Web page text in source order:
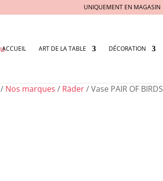
UNIQUEMENT EN MAGASIN
ACCUEIL ART DE LA TABLE DÉCORATION
/ Nos marques / Räder/ Vase PAIR OF BIRDS